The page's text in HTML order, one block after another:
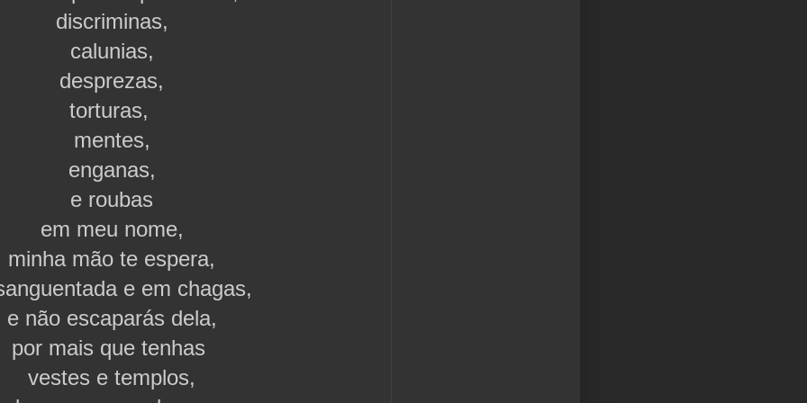
discriminas,
calunias,
desprezas,
torturas,
mentes,
enganas,
e roubas
em meu nome,
minha mão te espera,
e em chagas,
e não escaparás dela,
por mais que tenhas
vestes e templos,